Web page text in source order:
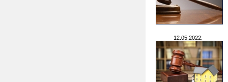
12.05.2022: